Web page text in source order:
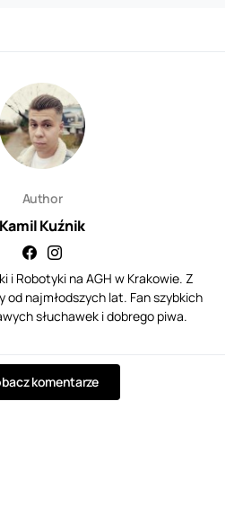
Author
Kamil Kuźnik
Robotyki na AGH w Krakowie. Z
od najmłodszych lat. Fan szybkich
słuchawek i dobrego piwa.
komentarze